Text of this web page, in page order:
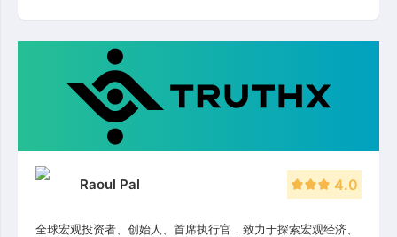
Raoul Pal 4.0
全球宏观投资者、创始人、首席执行官，致力于探索宏观经济、